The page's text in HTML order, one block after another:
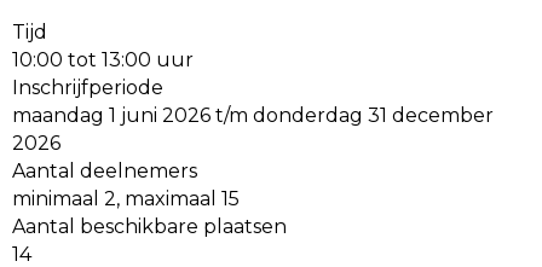
Tijd
10:00 tot 13:00 uur
Inschrijfperiode
maandag 1 juni 2026 t/m donderdag 31 december
2026
Aantal deelnemers
minimaal 2, maximaal 15
Aantal beschikbare plaatsen
14